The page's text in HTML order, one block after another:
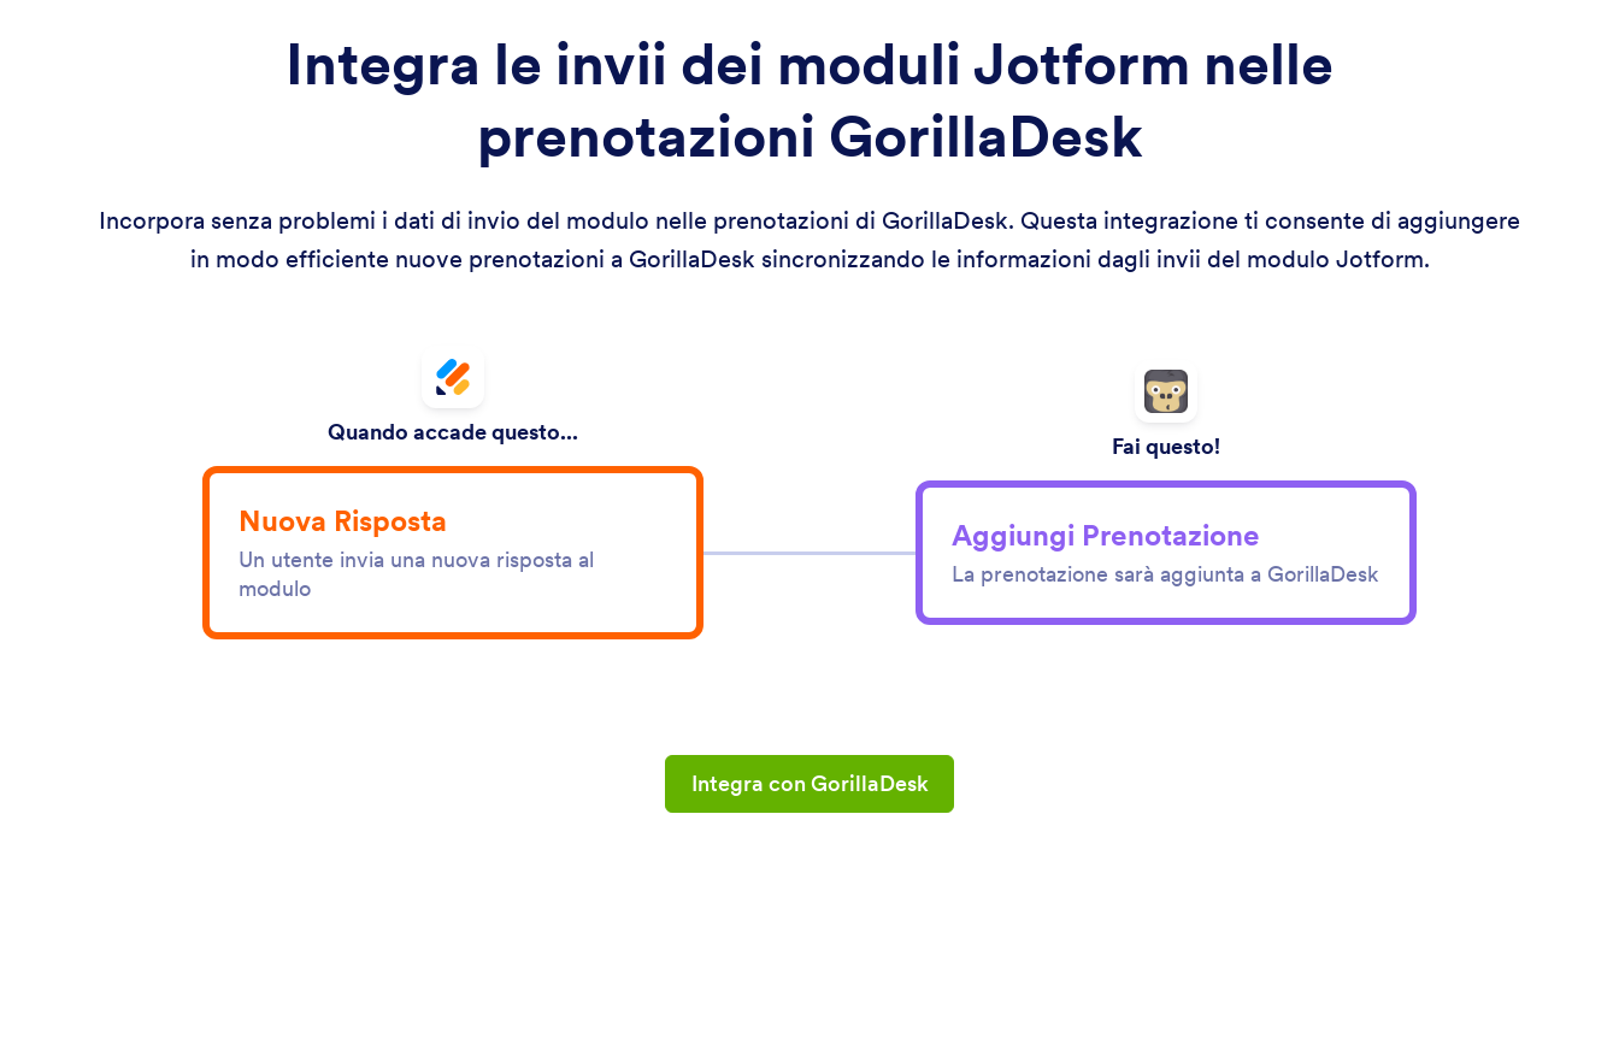
Integra le invii dei moduli Jotform nelle
prenotazioni GorillaDesk
Incorpora senza problemi i dati di invio del modulo nelle prenotazioni di GorillaDesk. Questa integrazione ti consente di aggiungere
in modo efficiente nuove prenotazioni a GorillaDesk sincronizzando le informazioni dagli invii del modulo Jotform.
Quando accade questo...
Nuova Risposta
Un utente invia una nuova risposta al
modulo
Fai questo!
Aggiungi Prenotazione
La prenotazione sarà aggiunta a GorillaDesk
Integra con GorillaDesk